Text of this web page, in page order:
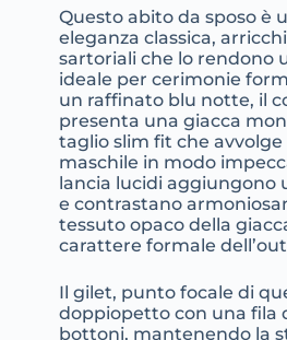
Questo abito da sposo è
eleganza classica,
sartoriali che lo rendono
ideale per cerimonie
un raffinato blu notte, il
presenta una giacca
taglio slim fit che
maschile in modo
lancia lucidi aggiungono
e contrastano
tessuto opaco della
carattere formale
Il gilet, punto focale di
doppiopetto con una fila
bottoni, mantenendo la